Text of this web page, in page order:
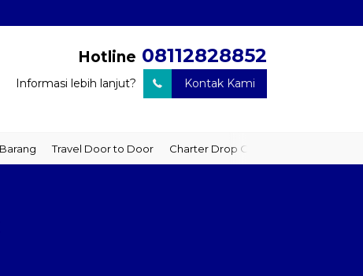
Hotline 08112828852
Informasi lebih lanjut? Kontak Kami
Travel Door to Door Charter Drop Off Sewa Hiace